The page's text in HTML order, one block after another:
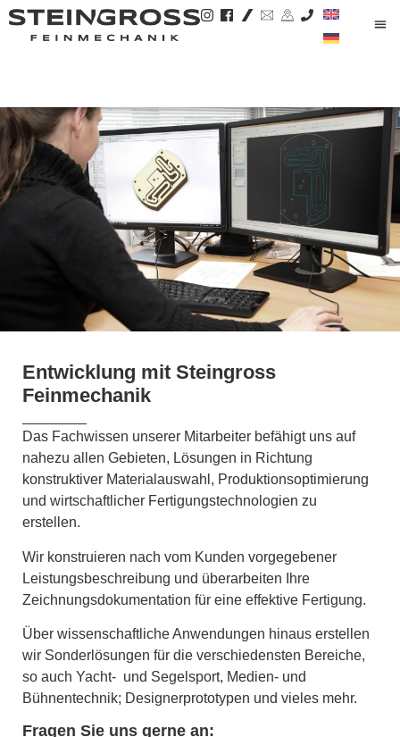
Entwicklung mit Steingross
Feinmechanik
Das Fachwissen unserer Mitarbeiter befähigt uns auf
nahezu allen Gebieten, Lösungen in Richtung
konstruktiver Materialauswahl, Produktionsoptimierung
und wirtschaftlicher Fertigungstechnologien zu
erstellen.
Wir konstruieren nach vom Kunden vorgegebener
Leistungsbeschreibung und überarbeiten Ihre
Zeichnungsdokumentation für eine effektive Fertigung.
Über wissenschaftliche Anwendungen hinaus erstellen
wir Sonderlösungen für die verschiedensten Bereiche,
so auch Yacht- und Segelsport, Medien- und
Bühnentechnik; Designerprototypen und vieles mehr.
Fragen Sie uns gerne an: